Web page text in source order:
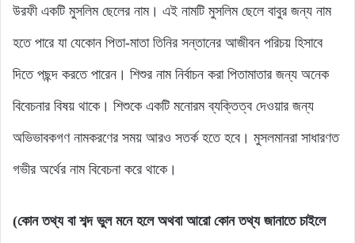
উরফী একটি মুসলিম ছেলের নাম। এই নামটি মুসলিম ছেলে বাবুর জন্য নাম
হতে পারে যা যেকোন পিতা-মাতা তিনির সন্তানের আজীবন পরিচয় হিসাবে
দিতে পছন্দ করতে পারেন। শিশুর নাম নির্বাচন করা পিতামাতার জন্য অনেক
বিবেচনার বিষয় থাকে। শিশুকে একটি মনোরম ব্যক্তিত্ব দেওয়ার জন্য
অভিভাবকগণ নামকরণের সময় আরও সতর্ক হতে হবে। মুসলমানরা সাধারণত
গভীর অর্থের নাম বিবেচনা করে থাকে।
(কোন তথ্য বা শব্দ ভুল মনে হলে অথবা আরো কোন তথ্য জানাতে চাইলে